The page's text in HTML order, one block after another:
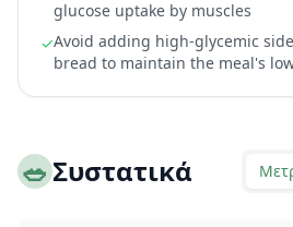
glucose uptake by muscles
✓Avoid adding high-glycemic
bread to maintain the meal's
🥗Συστατικά